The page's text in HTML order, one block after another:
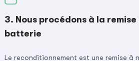
3. Nous procédons à la
batterie
Le reconditionnement est une remise à